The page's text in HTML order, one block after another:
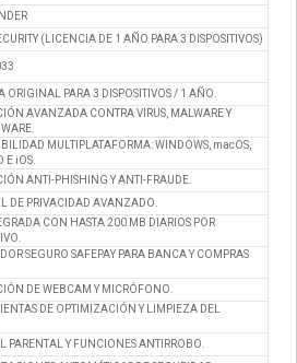
(LICENCIA DE 1 AÑO PARA 3 DISPOSITIVOS)
ORIGINAL PARA 3 DISPOSITIVOS / 1 AÑO.
AVANZADA CONTRA VIRUS, MALWARE Y
MULTIPLATAFORMA: WINDOWS, macOS,
E iOS.
ANTI-PHISHING Y ANTI-FRAUDE.
DE PRIVACIDAD AVANZADO.
CON HASTA 200 MB DIARIOS POR
SEGURO SAFEPAY PARA BANCA Y COMPRAS
DE WEBCAM Y MICRÓFONO.
DE OPTIMIZACIÓN Y LIMPIEZA DEL
PARENTAL Y FUNCIONES ANTIRROBO.